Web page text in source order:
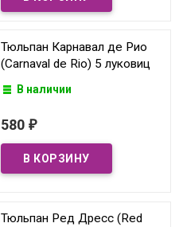
Тюльпан Карнавал де Рио
(Carnaval de Rio) 5 луковиц
В наличии
580 ₽
Тюльпан Ред Дресс (Red